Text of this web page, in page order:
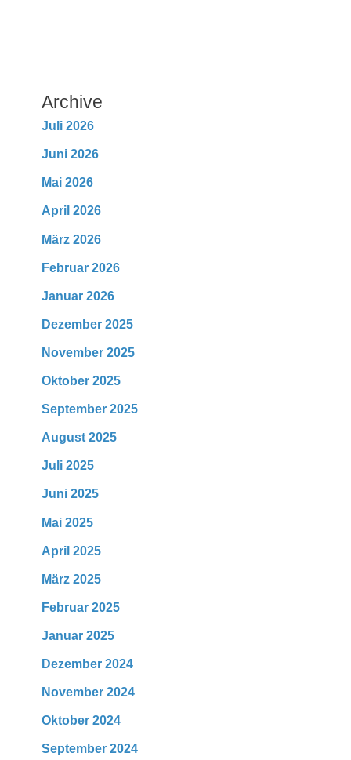
Archive
Juli 2026
Juni 2026
Mai 2026
April 2026
März 2026
Februar 2026
Januar 2026
Dezember 2025
November 2025
Oktober 2025
September 2025
August 2025
Juli 2025
Juni 2025
Mai 2025
April 2025
März 2025
Februar 2025
Januar 2025
Dezember 2024
November 2024
Oktober 2024
September 2024